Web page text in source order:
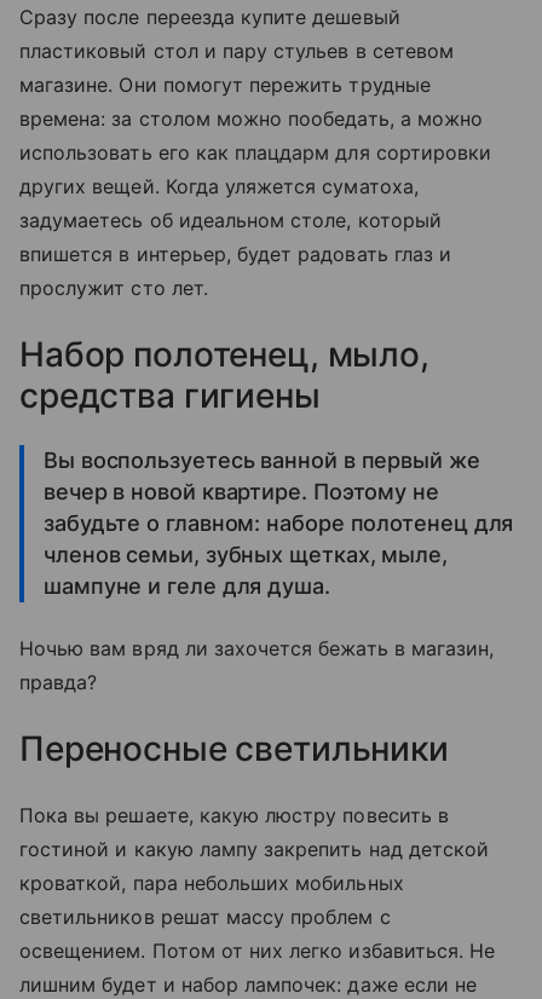
Сразу после переезда купите дешевый
пластиковый стол и пару стульев в сетевом
магазине. Они помогут пережить трудные
времена: за столом можно пообедать, а можно
использовать его как плацдарм для сортировки
других вещей. Когда уляжется суматоха,
задумаетесь об идеальном столе, который
впишется в интерьер, будет радовать глаз и
прослужит сто лет.
Набор полотенец, мыло,
средства гигиены
Вы воспользуетесь ванной в первый же
вечер в новой квартире. Поэтому не
забудьте о главном: наборе полотенец для
членов семьи, зубных щетках, мыле,
шампуне и геле для душа.
Ночью вам вряд ли захочется бежать в магазин,
правда?
Переносные светильники
Пока вы решаете, какую люстру повесить в
гостиной и какую лампу закрепить над детской
кроваткой, пара небольших мобильных
светильников решат массу проблем с
освещением. Потом от них легко избавиться. Не
лишним будет и набор лампочек: даже если не